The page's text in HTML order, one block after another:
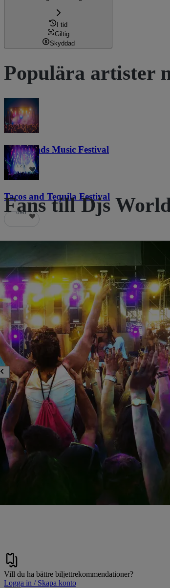
I tid
Giltig
Skyddad
Populära artister
Lost Lands Music Festival
121
Tacos and Tequila Festival
690
Fans till Djs
Vill du ha bättre biljettrekommendationer?
Logga in / Skapa konto